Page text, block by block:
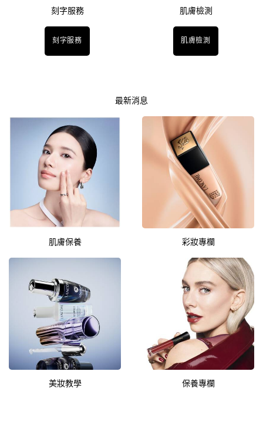
刻字服務
刻字服務
肌膚檢測​
肌膚檢測
最新消息
肌膚保養
美妝教學
彩妝專欄
保養專欄